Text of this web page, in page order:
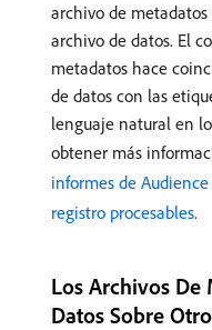
archivo de
archivo de datos. El
metadatos hace
de datos con las
lenguaje natural en
obtener más
informes de
registro procesables.
Los Archivos De
Datos Sobre